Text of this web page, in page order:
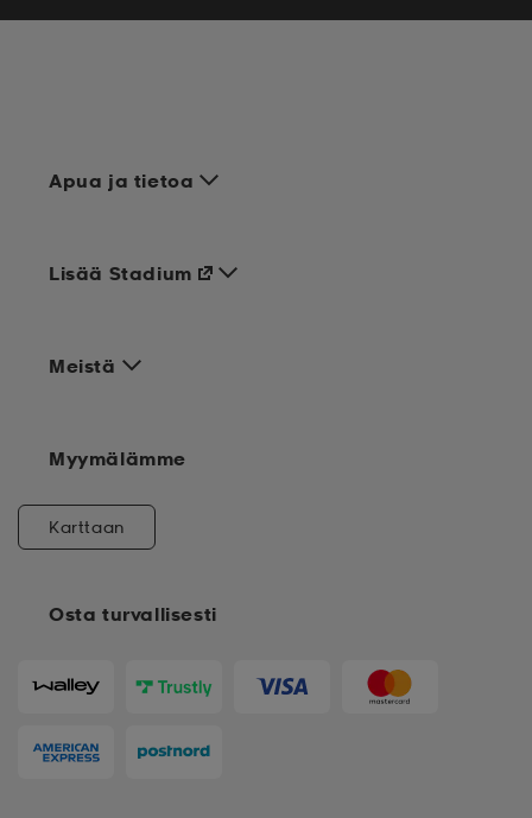
Apua ja tietoa
Meistä
Osta turvallisesti
Lisää Stadium
Myymälämme
Karttaan